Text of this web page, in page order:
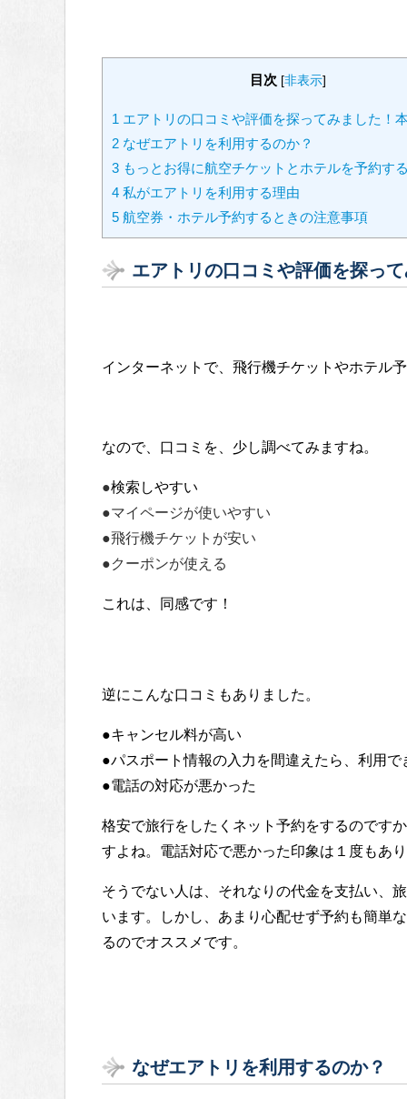
目次 [非表示]
1 エアトリの口コミや評価を探ってみました！
2 なぜエアトリを利用するのか？
3 もっとお得に航空チケットとホテルを予約す
4 私がエアトリを利用する理由
5 航空券・ホテル予約するときの注意事項
エアトリの口コミや評価を探っ
インターネットで、飛行機チケットやホテル
なので、口コミを、少し調べてみますね。
●検索しやすい
●マイページが使いやすい
●飛行機チケットが安い
●クーポンが使える
これは、同感です！
逆にこんな口コミもありました。
●キャンセル料が高い
●パスポート情報の入力を間違えたら、利用で
●電話の対応が悪かった
格安で旅行をしたくネット予約をするのです
すよね。電話対応で悪かった印象は１度もあ
そうでない人は、それなりの代金を支払い、
います。しかし、あまり心配せず予約も簡単
るのでオススメです。
なぜエアトリを利用するのか？